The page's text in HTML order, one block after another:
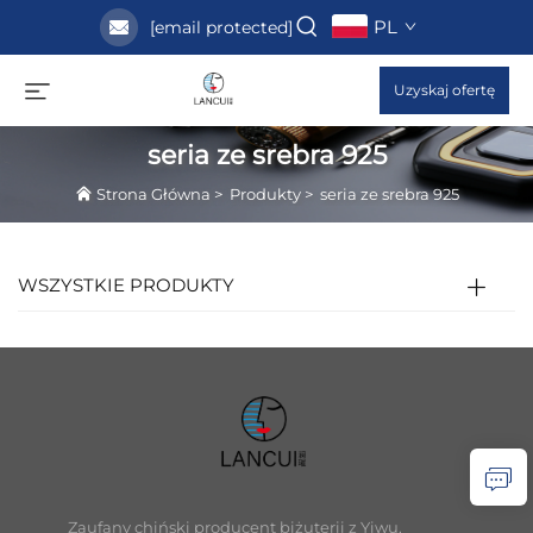
[email protected] PL
Uzyskaj ofertę
seria ze srebra 925
Strona Główna > Produkty> seria ze srebra 925
WSZYSTKIE PRODUKTY
Zaufany chiński producent biżuterii z Yiwu,